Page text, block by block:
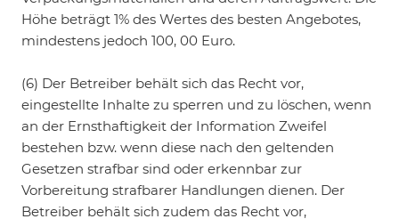
Höhe beträgt 1% des Wertes des besten Angebotes,
mindestens jedoch 100, 00 Euro.
(6) Der Betreiber behält sich das Recht vor,
eingestellte Inhalte zu sperren und zu löschen, wenn
an der Ernsthaftigkeit der Information Zweifel
bestehen bzw. wenn diese nach den geltenden
Gesetzen strafbar sind oder erkennbar zur
Vorbereitung strafbarer Handlungen dienen. Der
Betreiber behält sich zudem das Recht vor,